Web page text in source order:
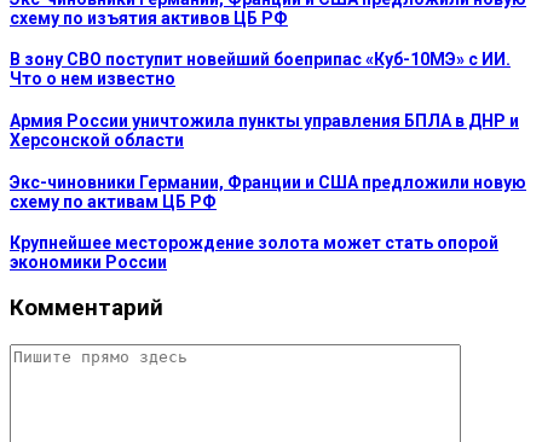
схему по изъятия активов ЦБ РФ
В зону СВО поступит новейший боеприпас «Куб-10МЭ» с ИИ.
Что о нем известно
Армия России уничтожила пункты управления БПЛА в ДНР и
Херсонской области
Экс-чиновники Германии, Франции и США предложили новую
схему по активам ЦБ РФ
Крупнейшее месторождение золота может стать опорой
экономики России
Комментарий